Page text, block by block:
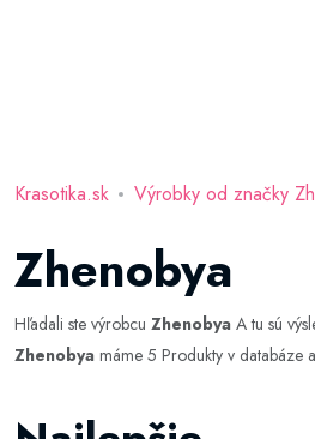
Krasotika.sk Výrobky od značky
Zhenobya
Hľadali ste výrobcu Zhenobya A tu sú
Zhenobya máme 5 Produkty v databáze